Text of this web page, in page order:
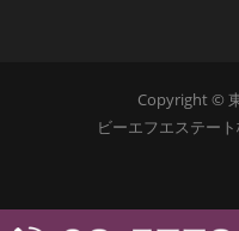
Copyright ©
ビーエフエステー